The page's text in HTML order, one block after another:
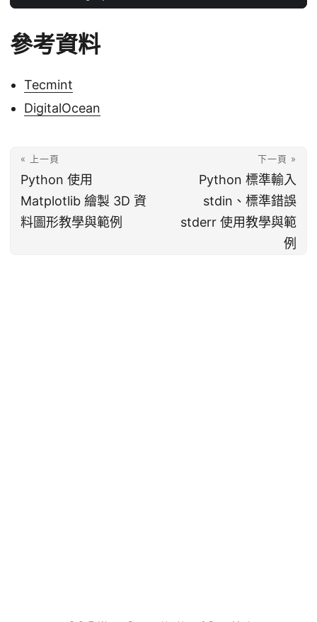
參考資料
Tecmint
DigitalOcean
« 上一頁
Python 使用
Matplotlib 繪製 3D 資
料圖形教學與範例
下一頁 »
Python 標準輸入
stdin、標準錯誤
stderr 使用教學與範
例